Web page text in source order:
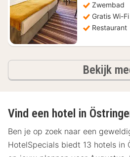
Zwembad
Gratis Wi-Fi
Restaurant
Bekijk
Vind een hotel in
Ben je op zoek naar een
HotelSpecials biedt 13 hotels in